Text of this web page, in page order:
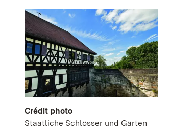
Crédit photo
Staatliche Schlösser und Gärten